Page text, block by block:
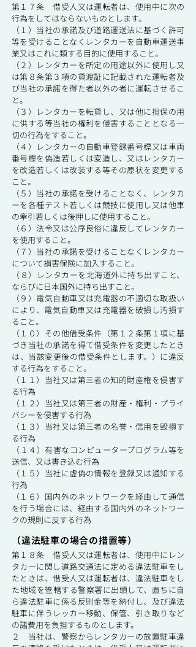
第１７条 借受人又は運転者は、使用中に次の
行為をしてはならないものとします。
（１）当社の承諾及び道路運送法に基づく許可
等を受けることなくレンタカーを自動車運送事
業又はこれに類する目的に使用すること。
（２）レンタカーを所定の用途以外に使用し又
は第８条第３項の貸渡証に記載された運転者及
び当社の承諾を得た者以外の者に運転させるこ
と。
（３）レンタカーを転貸し、又は他に担保の用
に供する等当社の権利を侵害することとなる一
切の行為をすること。
（４）レンタカーの自動車登録番号標又は車両
番号標を偽造若しくは変造し、又はレンタカー
を改造若しくは改装する等その原状を変更する
こと。
（５）当社の承諾を受けることなく、レンタカ
ーを各種テスト若しくは競技に使用し又は他車
の牽引若しくは後押しに使用すること。
（６）法令又は公序良俗に違反してレンタカー
を使用すること。
（７）当社の承諾を受けることなくレンタカー
について損害保険に加入すること。
（８）レンタカーを北海道外に持ち出すこと、
ならびに日本国外に持ち出すこと。
（９）電気自動車又は充電器の不適切な取扱い
により、電気自動車又は充電器を破損し汚損す
ること。
（１０）その他借受条件（第１２条第１項に基
づき当社の承諾を得て借受条件を変更したとき
は、当該変更後の借受条件とします。）に違反
する行為をすること。
（１１）当社又は第三者の知的財産権を侵害す
る行為
（１２）当社又は第三者の財産・権利・プライ
バシーを侵害する行為
（１３）当社又は第三者の名誉・信用を毀損す
る行為
（１４）有害なコンピュータープログラム等を
送信、又は書き込む行為
（１５）当社に虚偽の情報を登録又は通知する
行為
（１６）国内外のネットワークを経由して通信
を行う場合には、経由する国内外のネットワー
クの規則に反する行為
（違法駐車の場合の措置等）
第１８条 借受人又は運転者は、使用中にレン
タカーに関し道路交通法に定める違法駐車をし
たときは、借受人又は運転者は、違法駐車をし
た地域を管轄する警察署に出頭して、直ちに自
ら違法駐車に係る反則金等を納付し、及び違法
駐車に伴うレッカー移動、保管、引き取りなど
の諸費用を負担するものとします。
２ 当社は、警察からレンタカーの放置駐車違